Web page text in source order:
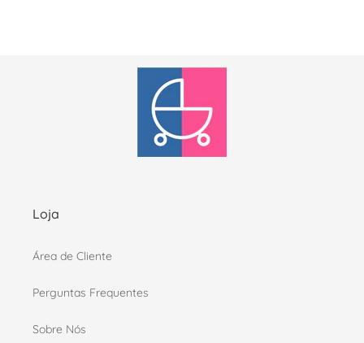
Loja
Área de Cliente
Perguntas Frequentes
Sobre Nós